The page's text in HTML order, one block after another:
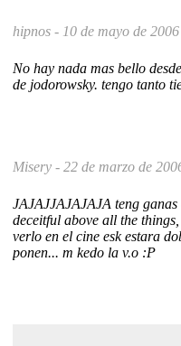
hipnos - 10 de mayo de
No hay nada mas bello
de jodorowsky. tengo tanto
Misery - 22 de marzo de
JAJAJJAJAJAJA teng
deceitful above all the
verlo en el cine esk estara
ponen... m kedo la v.o :P